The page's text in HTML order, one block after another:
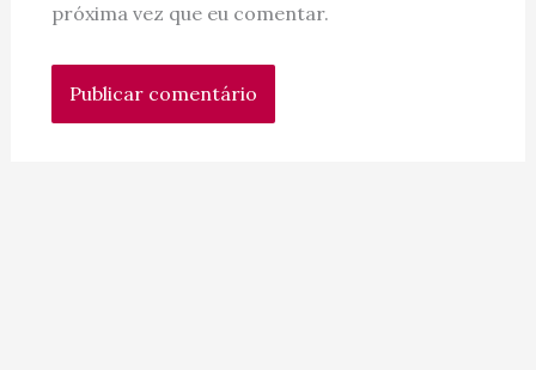
próxima vez que eu comentar.